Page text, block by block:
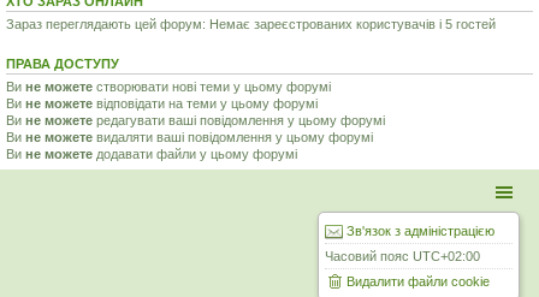
Зараз переглядають цей форум: Немає зареєстрованих користувачів і 5 гостей
ПРАВА ДОСТУПУ
Ви не можете створювати нові теми у цьому форумі
Ви не можете відповідати на теми у цьому форумі
Ви не можете редагувати ваші повідомлення у цьому форумі
Ви не можете видаляти ваші повідомлення у цьому форумі
Ви не можете додавати файли у цьому форумі
Зв'язок з адміністрацією
Часовий пояс UTC+02:00
Видалити файли cookie